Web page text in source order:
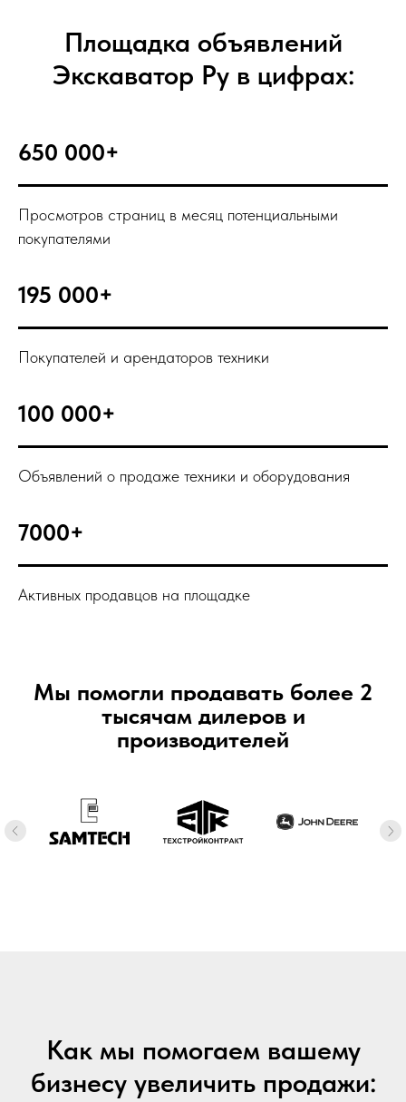
Площадка объявлений
Экскаватор Ру в цифрах:
650 000+
Просмотров страниц в месяц потенциальными
покупателями
195 000+
Покупателей и арендаторов техники
100 000+
Объявлений о продаже техники и оборудования
7000+
Активных продавцов на площадке
Мы помогли продавать более 2
тысячам дилеров и
производителей
Как мы помогаем вашему
бизнесу увеличить продажи: